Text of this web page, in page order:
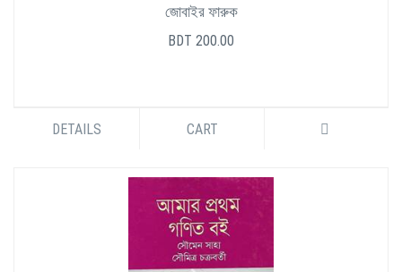
জোবাইর ফারুক
BDT 200.00
DETAILS CART